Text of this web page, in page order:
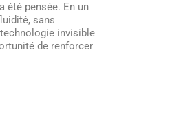
été pensée. En un
sans
invisible
de renforcer